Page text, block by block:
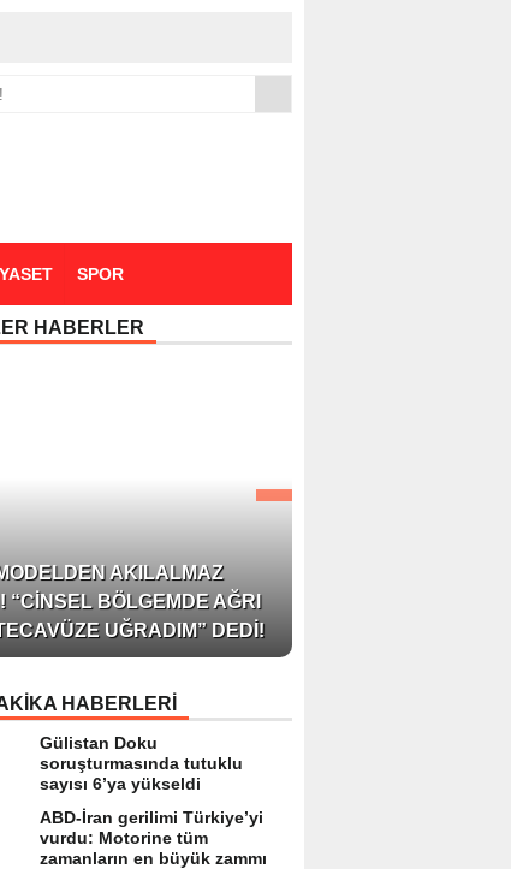
SPOR
HABERLER
AKILALMAZ
“CINSEL BÖLGEMDE AĞRI
UĞRADIM” DEDI!
HABERLERİ
Gülistan Doku
soruşturmasında tutuklu
sayısı 6’ya yükseldi
ABD-İran gerilimi Türkiye’yi
vurdu: Motorine tüm
zamanların en büyük zammı